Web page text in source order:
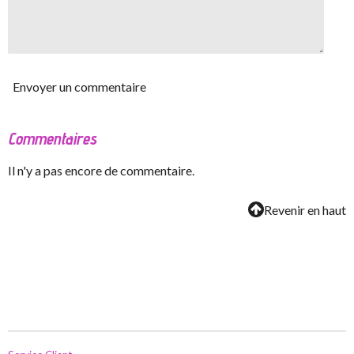
Envoyer un commentaire
Commentaires
Il n'y a pas encore de commentaire.
Revenir en haut